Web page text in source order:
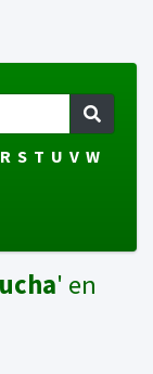
R S T U V W
' en